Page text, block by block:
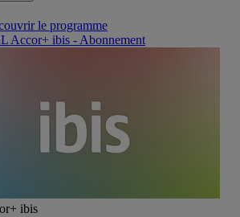
le programme
Accor+ ibis - Abonnement
ibis